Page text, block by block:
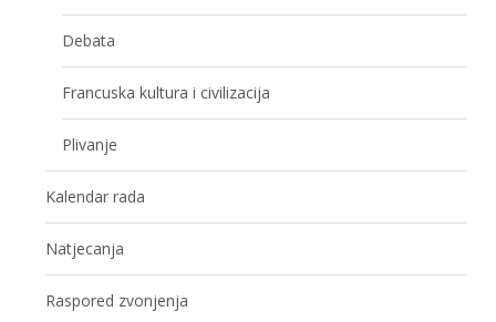
Debata
Francuska kultura i civilizacija
Plivanje
Kalendar rada
Natjecanja
Raspored zvonjenja